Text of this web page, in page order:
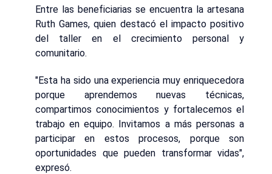
Entre las beneficiarias se encuentra la artesana
Ruth Games, quien destacó el impacto positivo
del taller en el crecimiento personal y
comunitario.
"Esta ha sido una experiencia muy enriquecedora
porque aprendemos nuevas técnicas,
compartimos conocimientos y fortalecemos el
trabajo en equipo. Invitamos a más personas a
participar en estos procesos, porque son
oportunidades que pueden transformar vidas",
expresó.